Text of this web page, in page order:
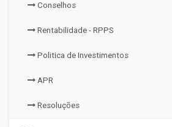
Conselhos
Rentabilidade - RPPS
Politica de Investimentos
APR
Resoluções